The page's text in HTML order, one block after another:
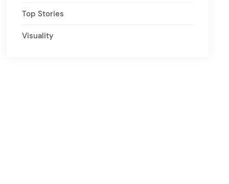
Top Stories
Visuality